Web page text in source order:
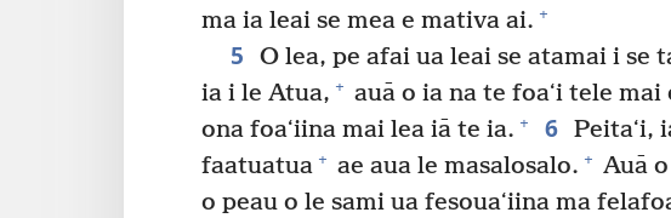
ma ia leai se mea e mativa ai. +
5
O lea, pe afai ua leai se atamai i se
ia i le Atua, + auā o ia na te foaʻi tele
ona foaʻiina mai lea iā te ia. + 6 Peitaʻi,
faatuatua + ae aua le masalosalo. + Auā
o peau o le sami ua fesouaʻiina ma